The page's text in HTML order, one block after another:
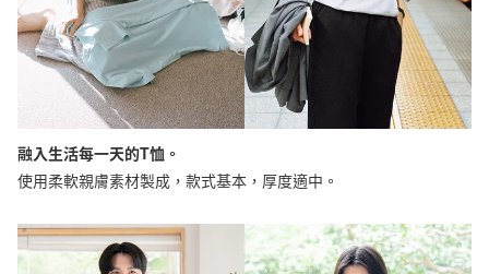
融入生活每一天的T恤。
使用柔軟親膚素材製成，款式基本，厚度適中。